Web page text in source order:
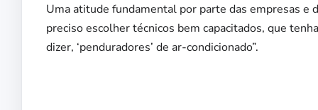
Uma atitude fundamental por parte das empresas e
preciso escolher técnicos bem capacitados, que
dizer, ‘penduradores’ de ar-condicionado”.